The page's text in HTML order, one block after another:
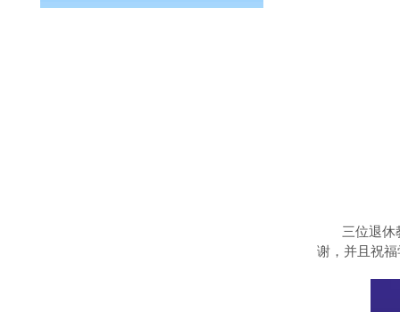
三位退休
谢，并且祝